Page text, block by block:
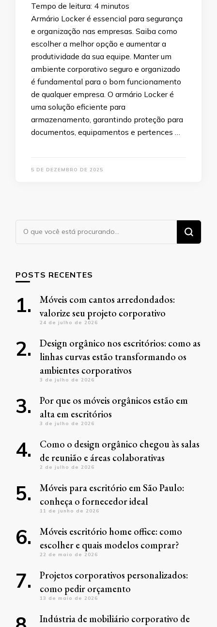
Tempo de leitura: 4 minutos
Armário Locker é essencial para segurança
e organização nas empresas. Saiba como
escolher a melhor opção e aumentar a
produtividade da sua equipe. Manter um
ambiente corporativo seguro e organizado
é fundamental para o bom funcionamento
de qualquer empresa. O armário Locker é
uma solução eficiente para
armazenamento, garantindo proteção para
documentos, equipamentos e pertences …
5 DE DEZEMBRO DE 2025
POSTS RECENTES
Móveis com cantos arredondados:
valorize seu projeto corporativo
24 de julho de 2026
Design orgânico nos escritórios: como as
linhas curvas estão transformando os
ambientes corporativos
3 de julho de 2026
Por que os móveis orgânicos estão em
alta em escritórios
3 de julho de 2026
Como o design orgânico chegou às salas
de reunião e áreas colaborativas
2 de julho de 2026
Móveis para escritório em São Paulo:
conheça o fornecedor ideal
11 de junho de 2026
Móveis escritório home office: como
escolher e quais modelos comprar?
22 de maio de 2026
Projetos corporativos personalizados:
como pedir orçamento
13 de maio de 2026
Indústria de mobiliário corporativo de